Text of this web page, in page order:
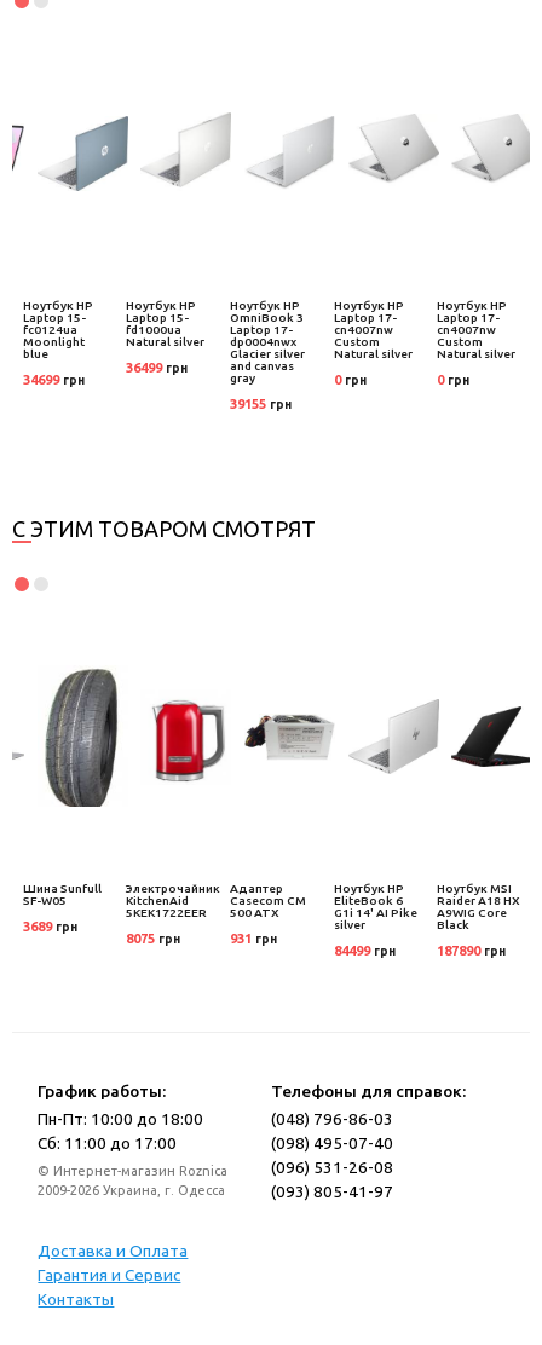
Ноутбук HP
Laptop 15-
fc0124ua
Moonlight
blue
34699 грн
Ноутбук HP
Laptop 15-
fd1000ua
Natural silver
36499 грн
Ноутбук HP
OmniBook 3
Laptop 17-
dp0004nwx
Glacier silver
and canvas
gray
39155 грн
Ноутбук HP
Laptop 17-
cn4007nw
Custom
Natural silver
0 грн
Ноутбук HP
Laptop 17-
cn4007nw
Custom
Natural silver
0 грн
С ЭТИМ ТОВАРОМ СМОТРЯТ
Шина Sunfull
SF-W05
3689 грн
Электрочайник
KitchenAid
5KEK1722EER
8075 грн
Адаптер
Casecom CM
500 ATX
931 грн
Ноутбук HP
EliteBook 6
G1i 14' AI Pike
silver
84499 грн
Ноутбук MSI
Raider A18 HX
A9WIG Core
Black
187890 грн
График работы:
Пн-Пт: 10:00 до 18:00
Сб: 11:00 до 17:00
© Интернет-магазин Roznica
2009-2026 Украина, г. Одесса
Телефоны для справок:
(048) 796-86-03
(098) 495-07-40
(096) 531-26-08
(093) 805-41-97
Доставка и Оплата
Гарантия и Сервис
Контакты